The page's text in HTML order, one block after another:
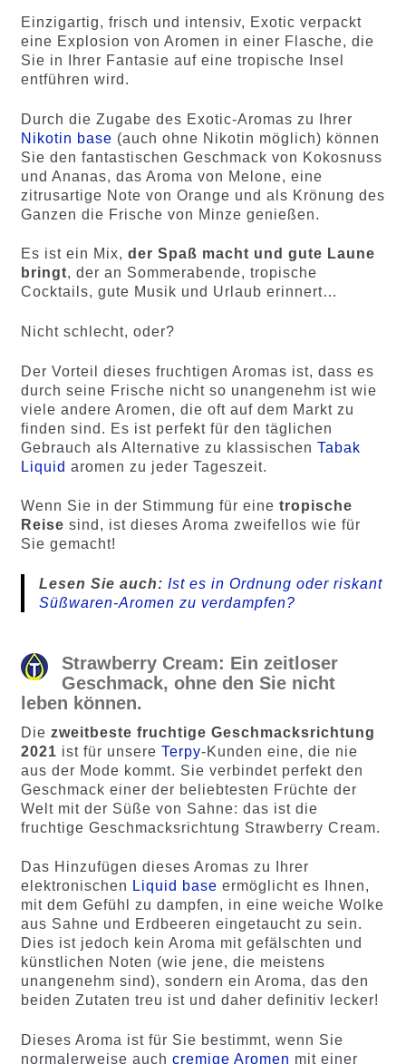
Einzigartig, frisch und intensiv, Exotic verpackt
eine Explosion von Aromen in einer Flasche, die
Sie in Ihrer Fantasie auf eine tropische Insel
entführen wird.
Durch die Zugabe des Exotic-Aromas zu Ihrer
Nikotin base (auch ohne Nikotin möglich) können
Sie den fantastischen Geschmack von Kokosnuss
und Ananas, das Aroma von Melone, eine
zitrusartige Note von Orange und als Krönung des
Ganzen die Frische von Minze genießen.
Es ist ein Mix, der Spaß macht und gute Laune
bringt, der an Sommerabende, tropische
Cocktails, gute Musik und Urlaub erinnert…
Nicht schlecht, oder?
Der Vorteil dieses fruchtigen Aromas ist, dass es
durch seine Frische nicht so unangenehm ist wie
viele andere Aromen, die oft auf dem Markt zu
finden sind. Es ist perfekt für den täglichen
Gebrauch als Alternative zu klassischen Tabak
Liquid aromen zu jeder Tageszeit.
Wenn Sie in der Stimmung für eine tropische
Reise sind, ist dieses Aroma zweifellos wie für
Sie gemacht!
Lesen Sie auch: Ist es in Ordnung oder riskant
Süßwaren-Aromen zu verdampfen?
Strawberry Cream: Ein zeitloser
Geschmack, ohne den Sie nicht
leben können.
Die zweitbeste fruchtige Geschmacksrichtung
2021 ist für unsere Terpy-Kunden eine, die nie
aus der Mode kommt. Sie verbindet perfekt den
Geschmack einer der beliebtesten Früchte der
Welt mit der Süße von Sahne: das ist die
fruchtige Geschmacksrichtung Strawberry Cream.
Das Hinzufügen dieses Aromas zu Ihrer
elektronischen Liquid base ermöglicht es Ihnen,
mit dem Gefühl zu dampfen, in eine weiche Wolke
aus Sahne und Erdbeeren eingetaucht zu sein.
Dies ist jedoch kein Aroma mit gefälschten und
künstlichen Noten (wie jene, die meistens
unangenehm sind), sondern ein Aroma, das den
beiden Zutaten treu ist und daher definitiv lecker!
Dieses Aroma ist für Sie bestimmt, wenn Sie
normalerweise auch cremige Aromen mit einer